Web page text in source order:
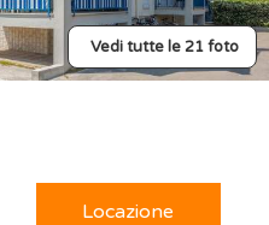
Vedi tutte le 21 foto
Locazione